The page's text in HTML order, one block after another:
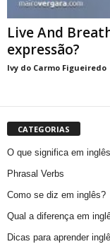
Live And
expressão?
Ivy do Carmo Figueiredo
CATEGORIAS
O que significa em
Phrasal Verbs
Como se diz em inglês?
Qual a diferença em
Dicas para aprender